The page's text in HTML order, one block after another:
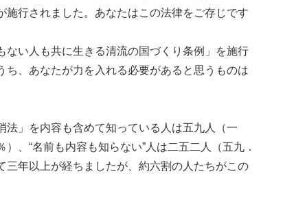
行されました。あなたはこの法律をご存じです
い人も共に生きる清流の国づくり条例」を施行
、あなたが力を入れる必要があると思うものは
」を内容も含めて知っている人は五九人（一
、“名前も内容も知らない”人は二五二人（五九．
年以上が経ちましたが、約六割の人たちがこの